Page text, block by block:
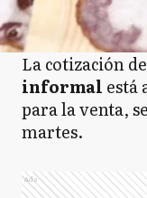
La cotización
informal está
para la venta,
martes.
Ads